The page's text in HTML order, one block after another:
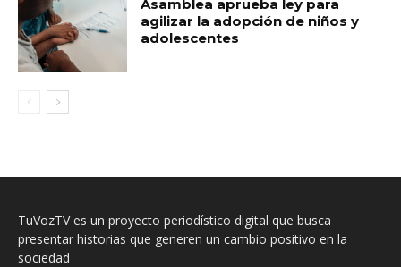
Asamblea aprueba ley para
agilizar la adopción de niños y
adolescentes
TuVozTV es un proyecto periodístico digital que busca
presentar historias que generen un cambio positivo en la
sociedad